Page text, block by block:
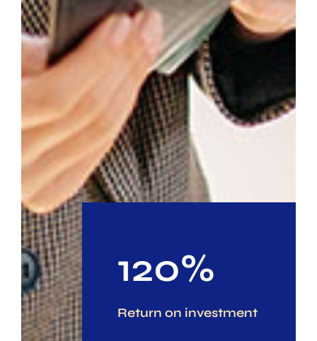
120%
Return on investment